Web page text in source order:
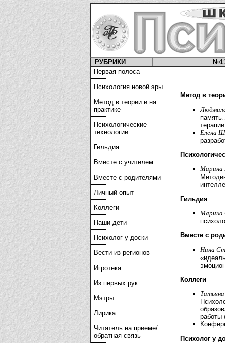
РУБРИКИ
Первая полоса
Психология новой эры
Метод в теории и на
практике
Психологические
технологии
Гильдия
Вместе с учителем
Вместе с родителями
Личный опыт
Коллеги
Наши дети
Психолог у доски
Вести из регионов
Игротека
Из первых рук
Мэтры
Лирика
Читатель на приеме/
обратная связь
Метод в
Елена
Марина
Гильдия
Марина
Вместе с
Нина
Коллеги
работы
Психолог у